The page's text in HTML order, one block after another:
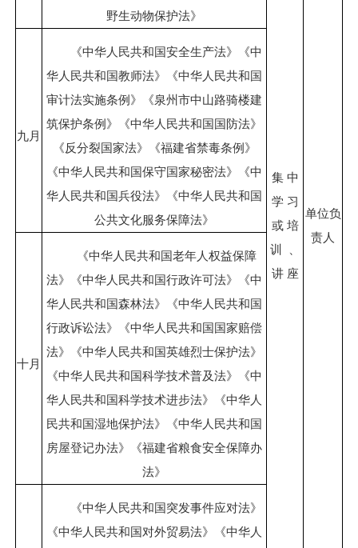
集 中
学 习
或 培
训 、
讲 座
单位负
责人
野生动物保护法》
九月
《中华人民共和国安全生产法》《中
华人民共和国教师法》《中华人民共和国
审计法实施条例》《泉州市中山路骑楼建
筑保护条例》《中华人民共和国国防法》
《反分裂国家法》《福建省禁毒条例》
《中华人民共和国保守国家秘密法》《中
华人民共和国兵役法》《中华人民共和国
公共文化服务保障法》
十月
《中华人民共和国老年人权益保障
法》《中华人民共和国行政许可法》《中
华人民共和国森林法》《中华人民共和国
行政诉讼法》《中华人民共和国国家赔偿
法》《中华人民共和国英雄烈士保护法》
《中华人民共和国科学技术普及法》《中
华人民共和国科学技术进步法》《中华人
民共和国湿地保护法》《中华人民共和国
房屋登记办法》《福建省粮食安全保障办
法》
《中华人民共和国突发事件应对法》
《中华人民共和国对外贸易法》《中华人